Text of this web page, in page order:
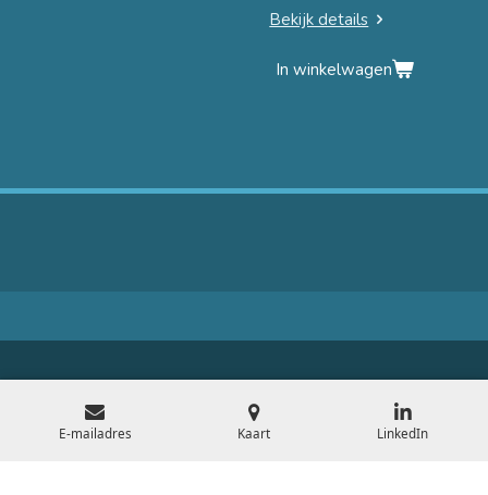
Bekijk details
In winkelwagen
© 2020 - 2026 pravoo
E-mailadres Kaart LinkedIn